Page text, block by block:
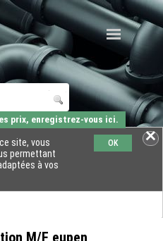
site, vous
permettant
à vos
OK
prix, enregistrez-vous ici.